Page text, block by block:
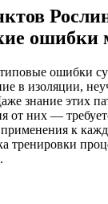
ошибки
в изоляции,
знание этих
от них —
к
тренировки